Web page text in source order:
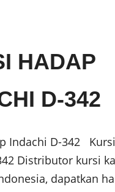
HADAP
D-342
Indachi D-342
Distributor kursi
dapatkan